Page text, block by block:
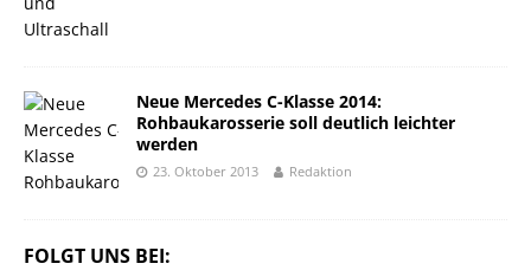
Neue Mercedes C-Klasse 2014:
Rohbaukarosserie soll deutlich leichter
werden
23. Oktober 2013 Redaktion
FOLGT UNS BEI: